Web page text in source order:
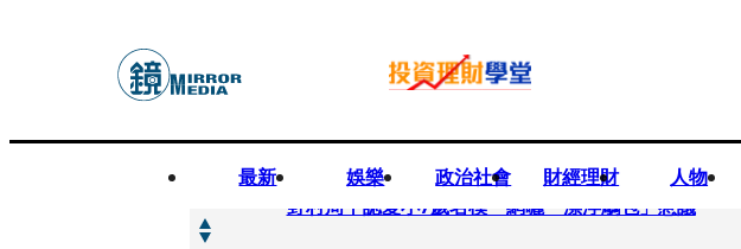
最新 娛樂 政治社會 財經理財 人物
快訊
野村周平認愛小7歲名模 網曬「漂浮鵰包」惹議